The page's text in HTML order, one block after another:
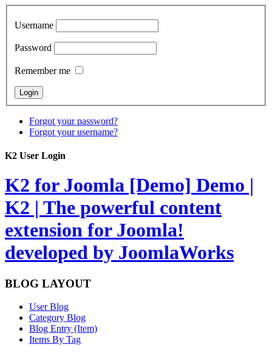
Username
Password
Remember me
Forgot your password?
Forgot your username?
K2 User Login
K2 for Joomla [Demo] Demo |
K2 | The powerful content
extension for Joomla!
developed by JoomlaWorks
BLOG LAYOUT
User Blog
Category Blog
Blog Entry (Item)
Items By Tag